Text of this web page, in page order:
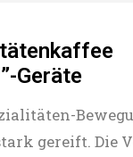
Geräte
gereift. Die